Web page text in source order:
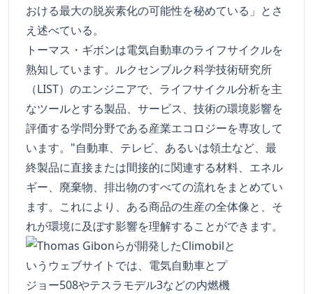
おける最大の脱炭素化の可能性を秘めている」とさ
え述べている。
トーマス・ギボンは電気自動車のライフサイクルを
熟知しています。ルクセンブルク科学技術研究所
（LIST）のエンジニアで、ライフサイクル分析を主
なツールとする製品、サービス、技術の環境影響を
評価する学問分野である産業エコロジーを専攻して
います。"自動車、テレビ、あるいは領土など、最
終製品に直接または間接的に関連する材料、エネル
ギー、廃棄物、排出物のすべての流れをまとめてい
ます。これにより、ある商品の生産の全体像と、そ
れが環境に及ぼす影響を理解することができます。